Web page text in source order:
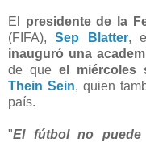
El presidente de la
(FIFA),Sep Blatter,
inauguró una
de que el miércoles
Thein Sein, quien
país.
"El fútbol no